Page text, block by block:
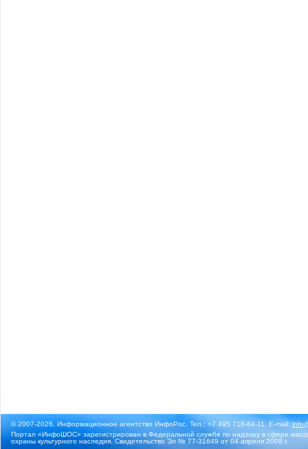
© 2007-2026, Информационное агентство ИнфоРос. Тел.: +7 495 718-84-11, E-mail:
Портал «ИнфоШОС» зарегистрирован в Федеральной службе по надзору в сфере
охраны культурного наследия. Свидетельство Эл № 77-31649 от 04 апреля 2008 г.